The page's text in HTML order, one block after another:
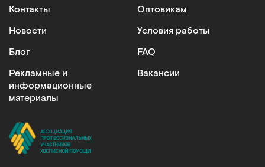
Контакты
Новости
Блог
Рекламные и
информационные
материалы
Оптовикам
Условия работы
FAQ
Вакансии